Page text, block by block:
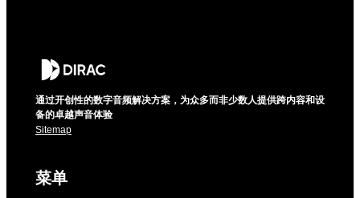
通过开创性的数字音频解决方案，为众多而非少数人提供跨内容和设
备的卓越声音体验
Sitemap
菜单